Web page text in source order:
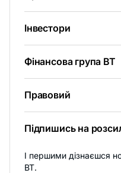
Інвестори
Фінансова група BT
Правовий
Підпишись на
І першими дізнаєшся
BT.